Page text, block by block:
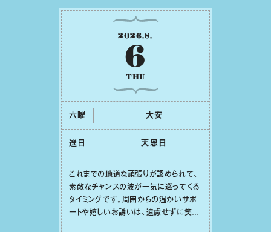
2026.8.
6
THU
六曜 ⼤安
選日 天恩⽇
これまでの地道な頑張りが認められて、
素敵なチャンスの波が⼀気に巡ってくる
タイミングです。周囲からの温かいサポ
ートや嬉しいお誘いは、遠慮せずに笑顔